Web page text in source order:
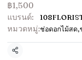
฿1,500
แบรนด์:
หมวดหมู่:ช่อดอกไม้สด,
แชร์